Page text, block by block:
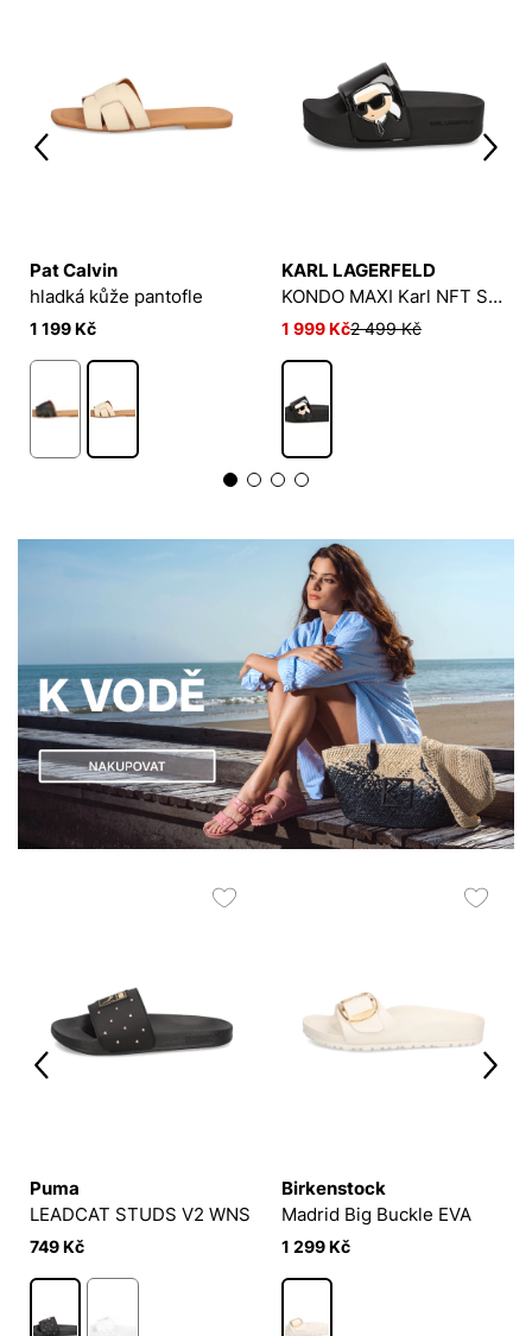
Pat Calvin
hladká kůže pantofle
1 199 Kč
KARL LAGERFELD
KONDO MAXI Karl NFT Shine
1 999 Kč2 499 Kč
Puma
LEADCAT STUDS V2 WNS
749 Kč
Birkenstock
Madrid Big Buckle EVA
1 299 Kč